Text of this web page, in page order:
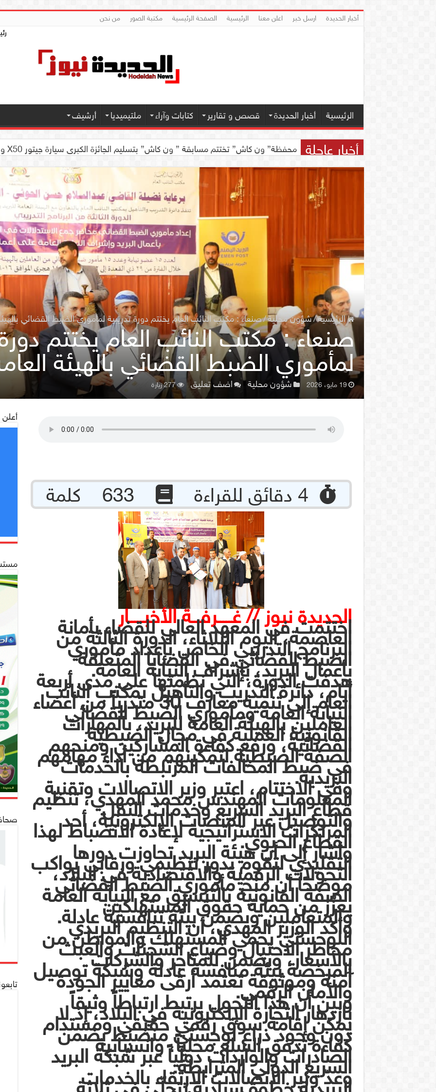
أخبار الحديدة ارسل خبر اعلن معنا الرئيسية الصفحة الرئيسية مكتبة الصور
من نحن
الرئيسية أخبار الحديدة قصص و تقارير كتابات وآراء ملتيميديا أرشيف
أخبار عاجلة محفظة” ون كاش” تختتم مسابقة ” ون كاش” بتسليم الجائزة الكبرى سيارة جيتور X50 والجوائز المالية لموديل 2026 بصنعاء
الرئيسية/شؤون محلية/صنعاء : مكتب النائب العام يختتم دورة تدريبية لمأموري الضبط القضائي
صنعاء : مكتب النائب العام يختتم دورة
لمأموري الضبط القضائي بالهيئة
19 مايو، 2026 شؤون محلية اضف تعليق 277 زيارة
الحديدة نيوز // غـــــرفـــة الأخبـــــار
اختتمت في المعهد العالي للقضاء بأمانة
العاصمة، اليوم الثلاثاء، الدورة الثالثة من
البرنامج التدريبي الخاص بإعداد مأموري
الضبط القضائي في القضايا المتعلقة
بأعمال البريد، بإشراف النيابة العامة.
هدفت الدورة، التي نظمتها على مدى أربعة
أيام، دائرة التدريب والتأهيل بمكتب النائب
العام إلى تنمية معارف 30 متدرباً من أعضاء
النيابة العامة ومأموري الضبط القضائي
العاملين بالهيئة العامة للبريد، بالمهارات
القانونية العملية في مجال الضبطية
القضائية، ورفع كفاءة المشاركين ومنحهم
الصفة الضبطية لتمكينهم من أداء مهامهم
في ضبط المخالفات المرتبطة بالخدمات
البريدية.
وفي الاختتام، اعتبر وزير الاتصالات وتقنية
المعلومات المهندس محمد المهدي، تنظيم
قطاع البريد السريع وخدمات النقل
والتوصيل عبر المنصات الإلكترونية، أحد
المرتكزات الاستراتيجية لإعادة الانضباط لهذا
القطاع الحيوي.
وأشار إلى أن هيئة البريد تجاوزت دورها
التقليدي لتقوم بدور تنظيمي ورقابي يواكب
التحولات الرقمية والاقتصادية في البلاد،
موضحًا أن منح مأموري الضبط القضائي
الصفة القانونية بالتنسيق مع النيابة العامة
يعزّز من حماية حقوق المستهلكين
والمتعاملين ويضمن بيئة تنافسية عادلة.
وأكد الوزير المهدي، أن التنظيم البريدي
اللوجستي يحمي المستهلك والمواطن من
مخاطر الاحتيال وضياع الشحنات والعبث
بالأسعار، ويضمن للمتاجر والشركات
المرخصة بيئة منافسة عادلة وشبكة توصيل
آمنة وموثوقة تعتمد أرقى معايير الجودة
والأمان الرقمي.
وبين أن هذا التحول يرتبط ارتباطاً وثيقاً
بازدهار التجارة الإلكترونية في البلاد، إذ لا
يمكن إقامة سوق رقمي حقيقي ومستدام
دون وجود ذراع لوجستي منضبط يضمن
كفاءة تدفق السلع محلياً، وانسيابية
الصادرات والواردات دولياً عبر شبكة البريد
السريع الدولي المترابطة.
وعدّ وزير الاتصالات الارتقاء بالخدمات
أعلن
صحافة